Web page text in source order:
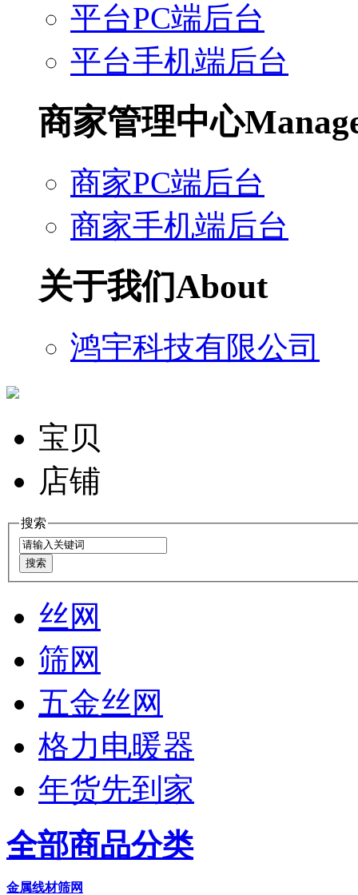
平台PC端后台
平台手机端后台
商家管理中心
商家PC端后台
商家手机端后台
关于我们About
鸿宇科技有限公司
宝贝
店铺
搜索
丝网
筛网
五金丝网
格力电暖器
年货先到家
全部商品分类
金属线材筛网